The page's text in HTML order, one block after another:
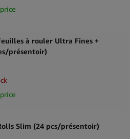
à rouler Ultra Fines +
présentoir)
Slim (24 pcs/présentoir)